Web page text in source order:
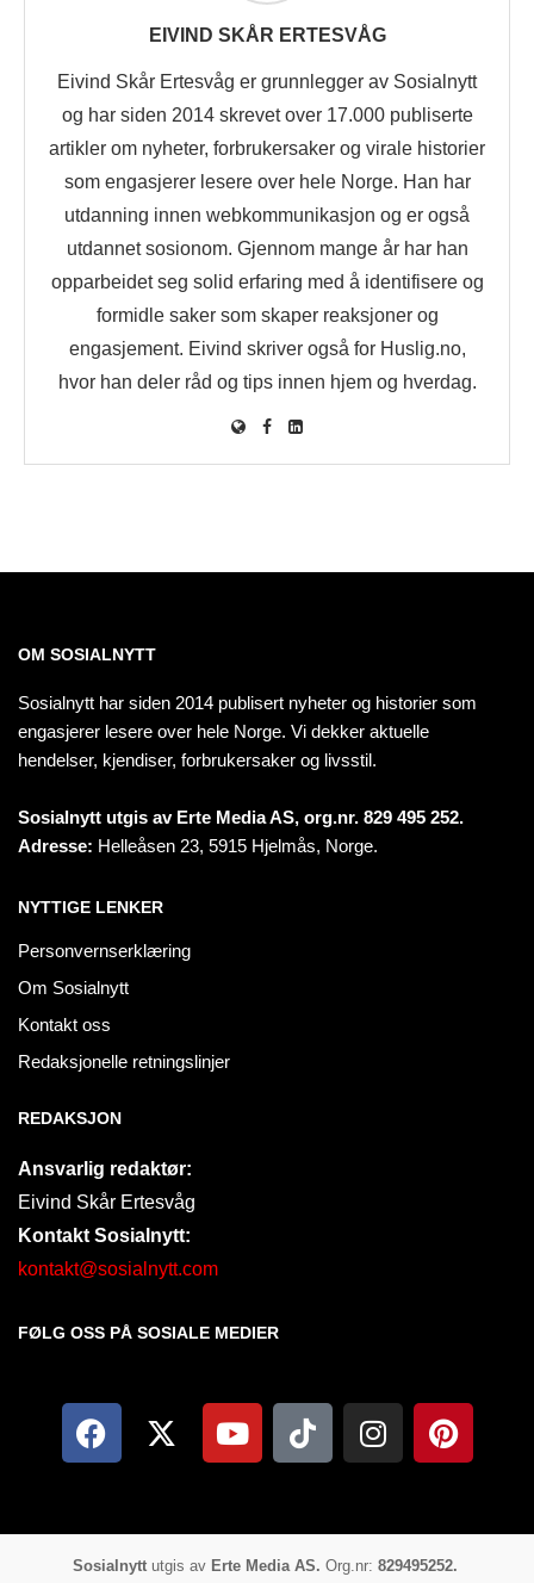
EIVIND SKÅR ERTESVÅG
Eivind Skår Ertesvåg er grunnlegger av Sosialnytt
og har siden 2014 skrevet over 17.000 publiserte
artikler om nyheter, forbrukersaker og virale historier
som engasjerer lesere over hele Norge. Han har
utdanning innen webkommunikasjon og er også
utdannet sosionom. Gjennom mange år har han
opparbeidet seg solid erfaring med å identifisere og
formidle saker som skaper reaksjoner og
engasjement. Eivind skriver også for Huslig.no,
hvor han deler råd og tips innen hjem og hverdag.
OM SOSIALNYTT
Sosialnytt har siden 2014 publisert nyheter og historier som
engasjerer lesere over hele Norge. Vi dekker aktuelle
hendelser, kjendiser, forbrukersaker og livsstil.
Sosialnytt utgis av Erte Media AS, org.nr. 829 495 252.
Adresse: Helleåsen 23, 5915 Hjelmås, Norge.
NYTTIGE LENKER
Personvernserklæring
Om Sosialnytt
Kontakt oss
Redaksjonelle retningslinjer
REDAKSJON
Ansvarlig redaktør:
Eivind Skår Ertesvåg
Kontakt Sosialnytt:
kontakt@sosialnytt.com
FØLG OSS PÅ SOSIALE MEDIER​
Sosialnyttutgis av Erte Media AS. Org.nr: 829495252.